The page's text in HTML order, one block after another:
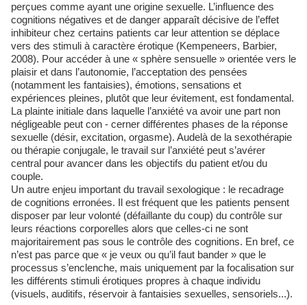
perçues comme ayant une origine sexuelle. L’influence des
cognitions négatives et de danger apparaît décisive de l’effet
inhibiteur chez certains patients car leur attention se déplace
vers des stimuli à caractère érotique (Kempeneers, Barbier,
2008). Pour accéder à une « sphère sensuelle » orientée vers le
plaisir et dans l’autonomie, l’acceptation des pensées
(notamment les fantaisies), émotions, sensations et
expériences pleines, plutôt que leur évitement, est fondamental.
La plainte initiale dans laquelle l’anxiété va avoir une part non
négligeable peut con - cerner différentes phases de la réponse
sexuelle (désir, excitation, orgasme). Audelà de la sexothérapie
ou thérapie conjugale, le travail sur l’anxiété peut s’avérer
central pour avancer dans les objectifs du patient et/ou du
couple.
Un autre enjeu important du travail sexologique : le recadrage
de cognitions erronées. Il est fréquent que les patients pensent
disposer par leur volonté (défaillante du coup) du contrôle sur
leurs réactions corporelles alors que celles-ci ne sont
majoritairement pas sous le contrôle des cognitions. En bref, ce
n’est pas parce que « je veux ou qu’il faut bander » que le
processus s’enclenche, mais uniquement par la focalisation sur
les différents stimuli érotiques propres à chaque individu
(visuels, auditifs, réservoir à fantaisies sexuelles, sensoriels...).